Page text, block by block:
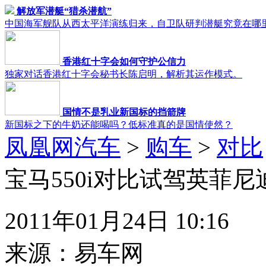
解放军潜艇“猎杀潜航”
中国海军舰队从西太平洋演练归来，自卫队研判潜艇究竟在哪
香港红十字会如何守护公信力
独家对话香港红十字会秘书长陈启明，解析其运作模式。
国情不是乳业新国标的挡箭牌
新国标之下的牛奶还能喝吗？低标准真的是国情使然？
凤凰网汽车 > 购车 > 对比
宝马550i对比试驾英菲
2011年01月24日 10:16
来源： 易车网